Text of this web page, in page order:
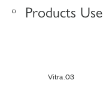
Products
Vitra .03